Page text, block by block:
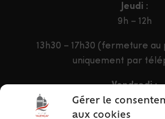
Gérer le
aux cookies
Jeudi :
9h – 12h
13h30 – 17h30 (fermeture au
uniquement par
Vendredi :
9h – 12h & 13h30 –